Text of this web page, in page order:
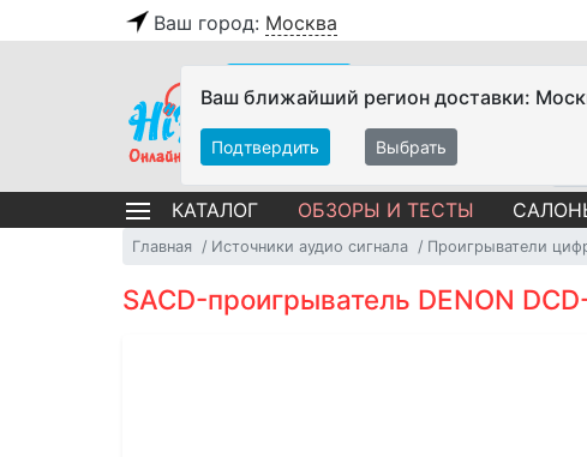
Ваш город: Москва
Ваш ближайший регион доставки:
Подтвердить Выбрать
КАТАЛОГ ОБЗОРЫ И ТЕСТЫ
Главная Источники аудио сигнала Проигрыватели
SACD-проигрыватель DENON